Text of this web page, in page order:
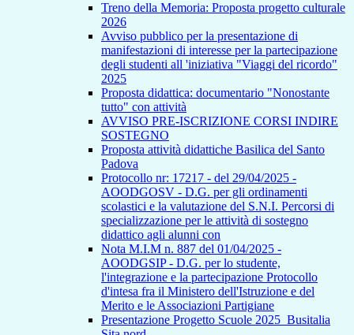
Treno della Memoria: Proposta progetto culturale
2026
Avviso pubblico per la presentazione di
manifestazioni di interesse per la partecipazione
degli studenti all 'iniziativa "Viaggi del ricordo"
2025
Proposta didattica: documentario "Nonostante
tutto" con attività
AVVISO PRE-ISCRIZIONE CORSI INDIRE
SOSTEGNO
Proposta attività didattiche Basilica del Santo
Padova
Protocollo nr: 17217 - del 29/04/2025 -
AOODGOSV - D.G. per gli ordinamenti
scolastici e la valutazione del S.N.I. Percorsi di
specializzazione per le attività di sostegno
didattico agli alunni con
Nota M.I.M n. 887 del 01/04/2025 -
AOODGSIP - D.G. per lo studente,
l'integrazione e la partecipazione Protocollo
d'intesa fra il Ministero dell'Istruzione e del
Merito e le Associazioni Partigiane
Presentazione Progetto Scuole 2025_Busitalia